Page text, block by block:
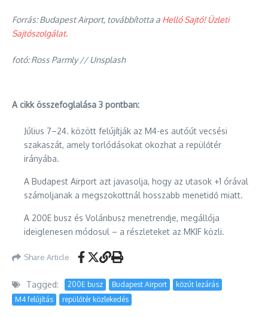
Forrás: Budapest Airport, továbbította a Helló Sajtó! Üzleti
Sajtószolgálat.
fotó: Ross Parmly // Unsplash
A cikk összefoglalása 3 pontban:
Július 7–24. között felújítják az M4-es autóút vecsési
szakaszát, amely torlódásokat okozhat a repülőtér
irányába.
A Budapest Airport azt javasolja, hogy az utasok +1 órával
számoljanak a megszokottnál hosszabb menetidő miatt.
A 200E busz és Volánbusz menetrendje, megállója
ideiglenesen módosul – a részleteket az MKIF közli.
Share Article
Tagged: 200E busz Budapest Airport
közút lezárás
M4 felújítás
repülőtér közlekedés